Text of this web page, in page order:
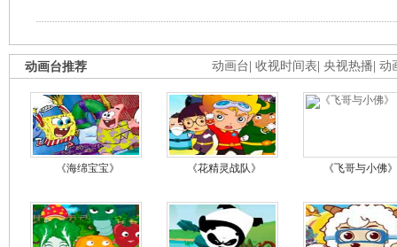
动画台 收视时间表 央视热播 动
动画台推荐
《海绵宝宝》 《花精灵战队》 《飞哥与小佛》